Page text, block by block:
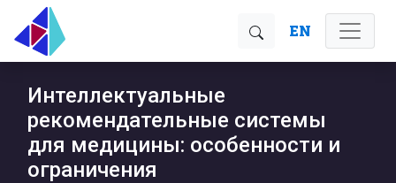
EN
Интеллектуальные
рекомендательные системы
для медицины: особенности и
ограничения